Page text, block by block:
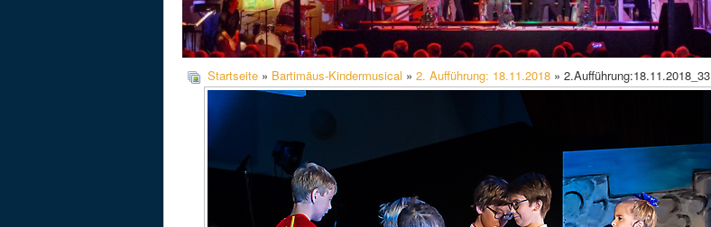
Startseite » Bartimäus-Kindermusical » 2. Aufführung: 18.11.2018 » 2.Aufführung:18.11.2018_33